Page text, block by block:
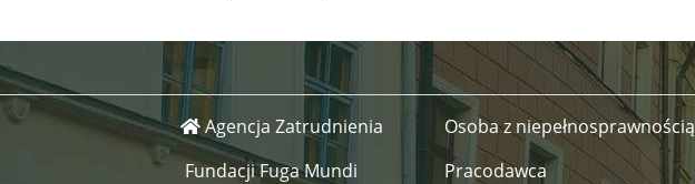
Agencja Zatrudnienia
Fundacji Fuga Mundi
Osoba z niepełnosprawnością
Pracodawca